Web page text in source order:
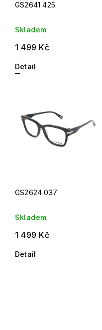
GS2641 425
Skladem
1 499 Kč
Detail
GS2624 037
Skladem
1 499 Kč
Detail